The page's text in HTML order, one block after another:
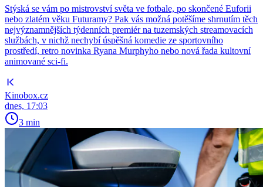
Stýská se vám po mistrovství světa ve fotbale, po skončené Euforii
nebo zlatém věku Futuramy? Pak vás možná potěšíme shrnutím těch
nejvýznamnějších týdenních premiér na tuzemských streamovacích
službách, v nichž nechybí úspěšná komedie ze sportovního
prostředí, retro novinka Ryana Murphyho nebo nová řada kultovní
animované sci-fi.
Kinobox.cz
dnes, 17:03
3 min